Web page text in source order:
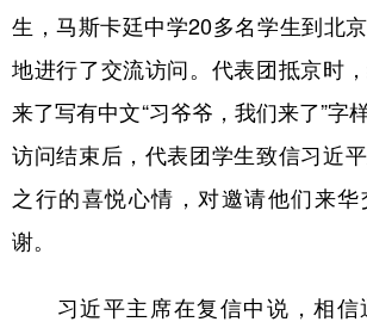
生，马斯卡廷中学20多名学生到北
地进行了交流访问。代表团抵京时
来了写有中文“习爷爷，我们来了”字
访问结束后，代表团学生致信习近
之行的喜悦心情，对邀请他们来
谢。
习近平主席在复信中说，相信